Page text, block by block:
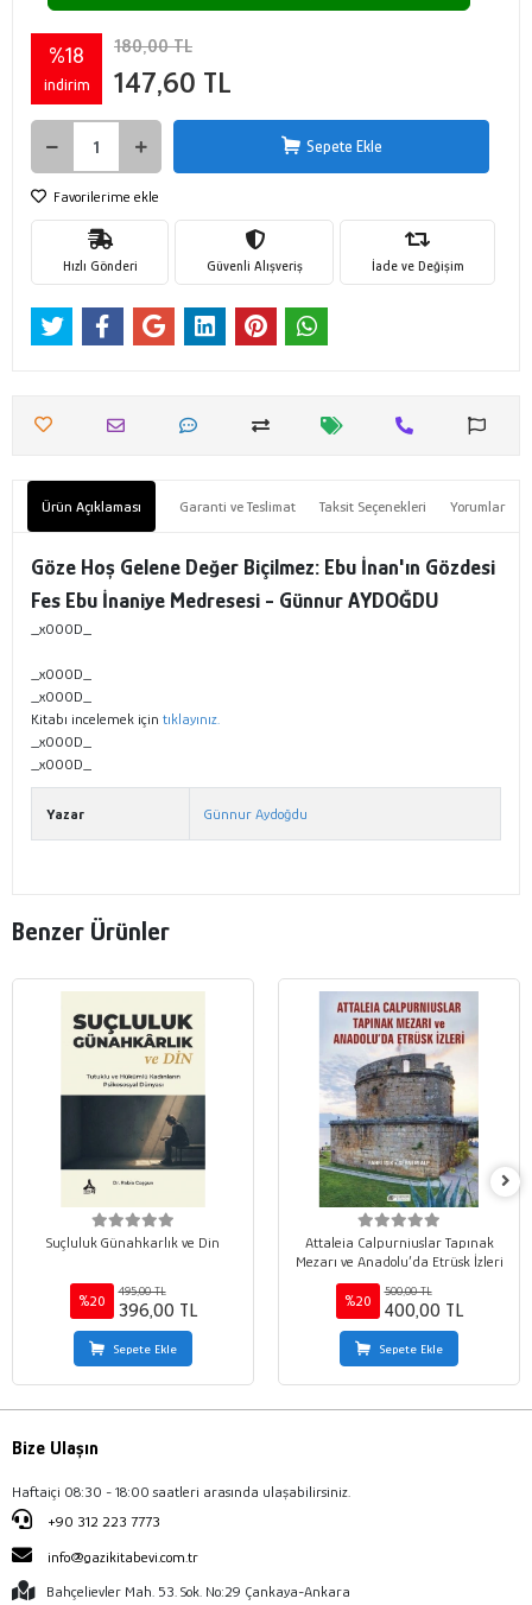
%18
indirim
180,00 TL
147,60 TL
Sepete Ekle
Favorilerime ekle
Hızlı Gönderi Güvenli Alışveriş İade ve Değişim
Ürün Açıklaması Garanti ve Teslimat Taksit Seçenekleri Yorumlar
Göze Hoş Gelene Değer Biçilmez: Ebu İnan'ın Gözdesi
Fes Ebu İnaniye Medresesi - Günnur AYDOĞDU
_x000D_
_x000D_
_x000D_
Kitabı incelemek için tıklayınız.
_x000D_
_x000D_
Yazar Günnur Aydoğdu
Benzer Ürünler
Suçluluk Günahkarlık ve Din
%20
495,00 TL
396,00 TL
Sepete Ekle
Attaleia Calpurniuslar Tapınak
Mezarı ve Anadolu’da Etrüsk İzleri
%20
500,00 TL
400,00 TL
Sepete Ekle
Bize Ulaşın
Haftaiçi 08:30 - 18:00 saatleri arasında ulaşabilirsiniz.
+90 312 223 7773
info@gazikitabevi.com.tr
Bahçelievler Mah. 53. Sok. No:29 Çankaya-Ankara